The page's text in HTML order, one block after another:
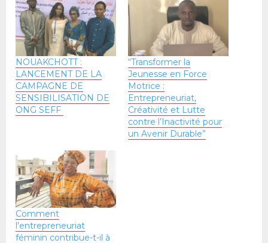
NOUAKCHOTT :
LANCEMENT DE LA
CAMPAGNE DE
SENSIBILISATION DE
ONG SEFF
“Transformer la
Jeunesse en Force
Motrice :
Entrepreneuriat,
Créativité et Lutte
contre l’Inactivité pour
un Avenir Durable”
Comment
l’entrepreneuriat
féminin contribue-t-il à